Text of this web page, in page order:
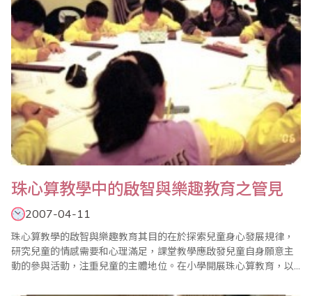
珠心算教學中的啟智與樂趣教育之管見
2007-04-11
珠心算教學的啟智與樂趣教育其目的在於探索兒童身心發展規律，
研究兒童的情感需要和心理滿足，課堂教學應啟發兒童自身願意主
動的參與活動，注重兒童的主體地位。在小學開展珠心算教育，以